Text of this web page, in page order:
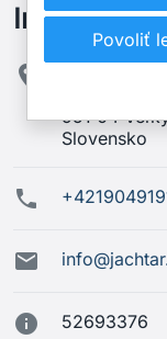
Informácie

951 04
Slovensko


 52693376
Povoliť